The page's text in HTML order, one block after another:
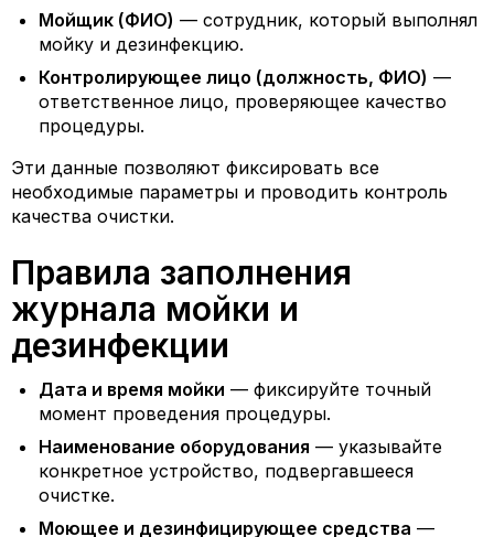
Мойщик (ФИО) — сотрудник, который выполнял
мойку и дезинфекцию.
Контролирующее лицо (должность, ФИО) —
ответственное лицо, проверяющее качество
процедуры.
Эти данные позволяют фиксировать все
необходимые параметры и проводить контроль
качества очистки.
Правила заполнения
журнала мойки и
дезинфекции
Дата и время мойки — фиксируйте точный
момент проведения процедуры.
Наименование оборудования — указывайте
конкретное устройство, подвергавшееся
очистке.
Моющее и дезинфицирующее средства —